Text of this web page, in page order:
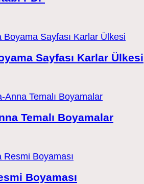
Sayfası Karlar Ülkesi
Temalı Boyamalar
Boyaması